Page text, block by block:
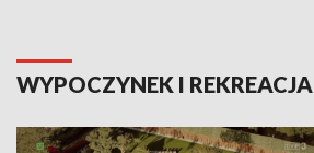
WYPOCZYNEK I REKREACJA